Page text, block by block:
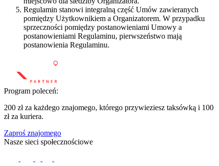
Regulamin stanowi integralną część Umów zawieranych
pomiędzy Użytkownikiem a Organizatorem. W przypadku
sprzeczności pomiędzy postanowieniami Umowy a
postanowieniami Regulaminu, pierwszeństwo mają
postanowienia Regulaminu.
Program poleceń:
200 zł za każdego znajomego, którego przywieziesz taksówką i 100
zł za kuriera.
Zaproś znajomego
Nasze sieci społecznościowe